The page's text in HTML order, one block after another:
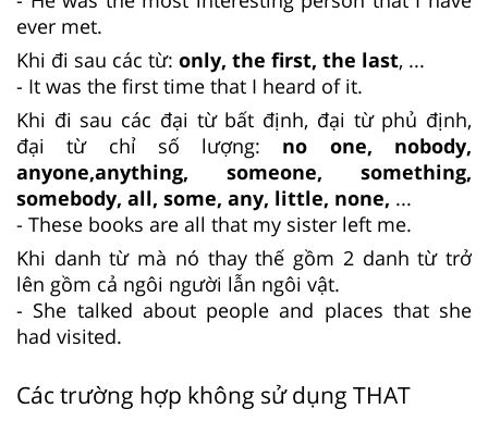
ever met.
Khi đi sau các từ: only, the first, the last, ...
- It was the first time that I heard of it.
Khi đi sau các đại từ bất định, đại từ phủ định,
đại từ chỉ số lượng: no one, nobody,
anyone,anything, someone, something,
somebody, all, some, any, little, none, ...
- These books are all that my sister left me.
Khi danh từ mà nó thay thế gồm 2 danh từ trở
lên gồm cả ngôi người lẫn ngôi vật.
- She talked about people and places that she
had visited.
Các trường hợp không sử dụng THAT